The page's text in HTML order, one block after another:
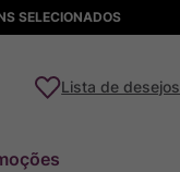
SELECIONADOS
Lista de desejos